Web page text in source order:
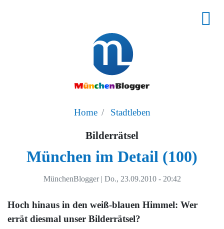
Home Stadtleben
Bilderrätsel
München im Detail (100)
MünchenBlogger | Do., 23.09.2010 - 20:42
Hoch hinaus in den weiß-blauen Himmel: Wer
errät diesmal unser Bilderrätsel?